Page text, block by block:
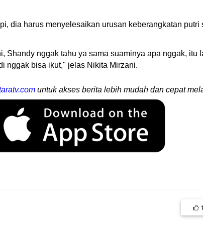
dia harus menyelesaikan urusan keberangkatan putri
Shandy nggak tahu ya sama suaminya apa nggak, itu
nggak bisa ikut," jelas Nikita Mirzani.
untuk akses berita lebih mudah dan cepat
1